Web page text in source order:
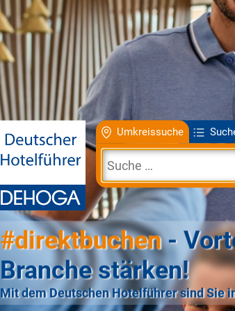
Umkreissuche
#direktbuchen-
Branche stärken!
Mit dem Deutschen Hotelführer sind Sie